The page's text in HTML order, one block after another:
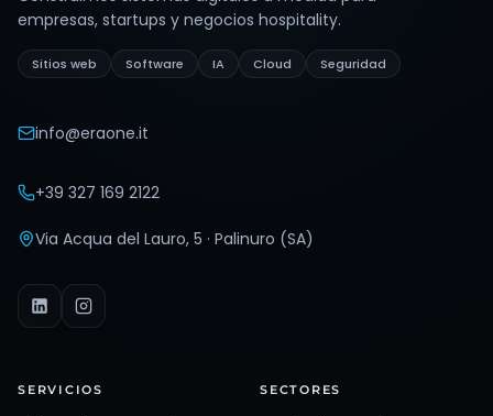
empresas, startups y negocios hospitality.
Sitios web Software IA Cloud Seguridad
info@eraone.it
+39 327 169 2122
Via Acqua del Lauro, 5 · Palinuro (SA)
SERVICIOS SECTORES